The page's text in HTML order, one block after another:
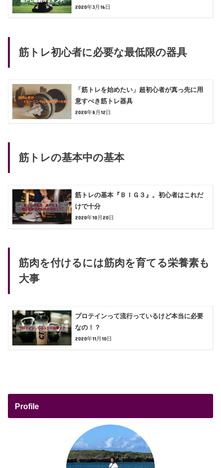
2020年3月16日
筋トレ初心者に必要な最低限の器具
「筋トレを始めたい」超初心者が真っ先に用
意すべき筋トレ器具
2020年8月12日
筋トレの基本中の基本
筋トレの基本『ＢＩＧ３』。初心者はこれだ
けで十分
2020年10月20日
筋肉を付けるには筋肉を育てる栄養素も
大事
プロテインって流行っているけど本当に必要
なの！？
2020年11月10日
Profile